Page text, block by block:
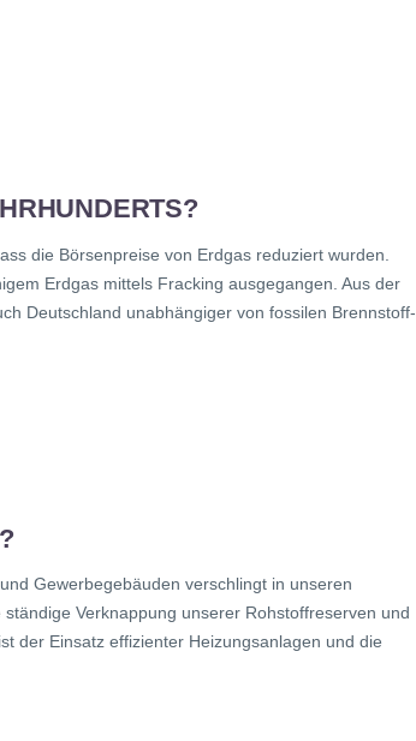
die Börsenpreise von Erdgas reduziert wurden.
Erdgas mittels Fracking ausgegangen. Aus der
Deutschland unabhängiger von fossilen Brennstoff-
Gewerbegebäuden verschlingt in unseren
Verknappung unserer Rohstoffreserven und
der Einsatz effizienter Heizungsanlagen und die